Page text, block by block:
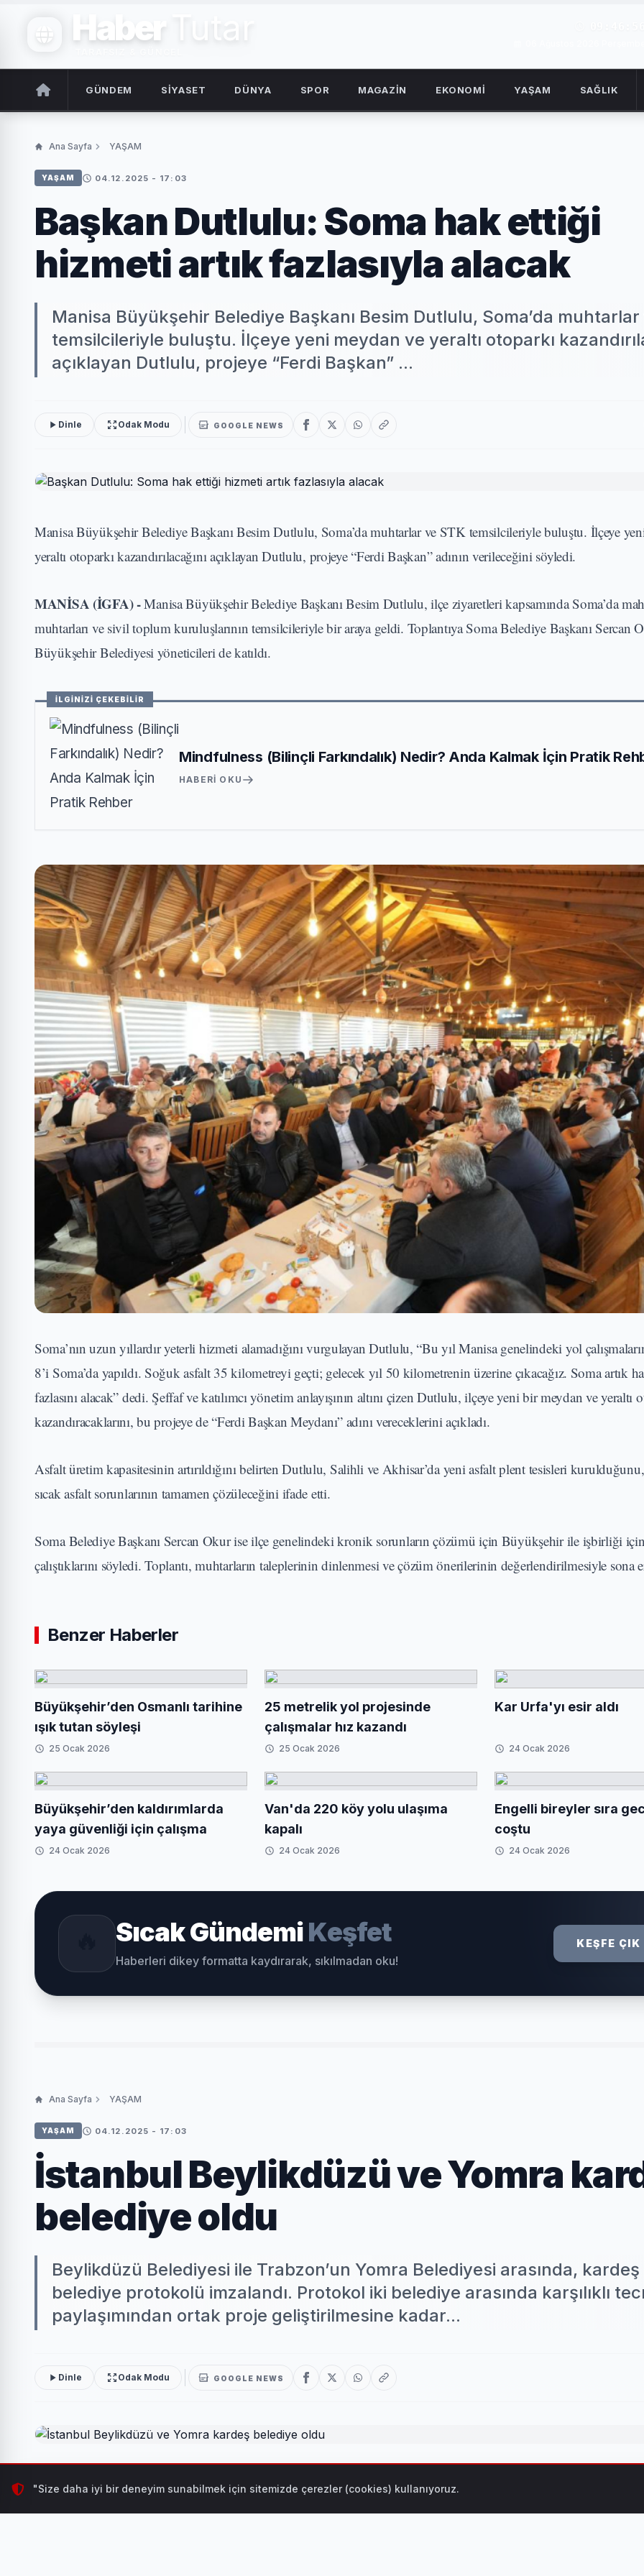
Haber Tutar
GÜNDEM SİYASET DÜNYA SPOR MAGAZİN EKONOMİ YAŞAM SAĞLIK
Ana Sayfa YAŞAM
YAŞAM 04.12.2025 - 17:03
Başkan Dutlulu: Soma hak ettiği
hizmeti artık fazlasıyla alacak
Manisa Büyükşehir Belediye Başkanı Besim Dutlulu, Soma’da muhtarlar
temsilcileriyle buluştu. İlçeye yeni meydan ve yeraltı otoparkı
açıklayan Dutlulu, projeye “Ferdi Başkan” ...
Dinle Odak Modu GOOGLE NEWS
Manisa Büyükşehir Belediye Başkanı Besim Dutlulu, Soma’da muhtarlar ve STK temsilcileriyle buluştu. İlçeye
yeraltı otoparkı kazandırılacağını açıklayan Dutlulu, projeye “Ferdi Başkan” adının verileceğini söyledi.
MANİSA (İGFA) -Manisa Büyükşehir Belediye Başkanı Besim Dutlulu, ilçe ziyaretleri kapsamında Soma’da
muhtarları ve sivil toplum kuruluşlarının temsilcileriyle bir araya geldi. Toplantıya Soma Belediye Başkanı Sercan
Büyükşehir Belediyesi yöneticileri de katıldı.
İLGİNİZİ ÇEKEBİLİR
Mindfulness (Bilinçli Farkındalık) Nedir? Anda Kalmak İçin Pratik
HABERI OKU
Soma’nın uzun yıllardır yeterli hizmeti alamadığını vurgulayan Dutlulu, “Bu yıl Manisa genelindeki yol
8’i Soma’da yapıldı. Soğuk asfalt 35 kilometreyi geçti; gelecek yıl 50 kilometrenin üzerine çıkacağız. Soma artık
fazlasını alacak” dedi. Şeffaf ve katılımcı yönetim anlayışının altını çizen Dutlulu, ilçeye yeni bir meydan ve yeraltı
kazandıracaklarını, bu projeye de “Ferdi Başkan Meydanı” adını vereceklerini açıkladı.
Asfalt üretim kapasitesinin artırıldığını belirten Dutlulu, Salihli ve Akhisar’da yeni asfalt plent tesisleri
sıcak asfalt sorunlarının tamamen çözüleceğini ifade etti.
Soma Belediye Başkanı Sercan Okur ise ilçe genelindeki kronik sorunların çözümü için Büyükşehir ile işbirliği
çalıştıklarını söyledi. Toplantı, muhtarların taleplerinin dinlenmesi ve çözüm önerilerinin değerlendirilmesiyle sona
Benzer Haberler
Büyükşehir’den Osmanlı tarihine
ışık tutan söyleşi
25 Ocak 2026
25 metrelik yol projesinde
çalışmalar hız kazandı
25 Ocak 2026
Kar Urfa'yı esir aldı
24 Ocak 2026
Büyükşehir’den kaldırımlarda
yaya güvenliği için çalışma
24 Ocak 2026
Van'da 220 köy yolu ulaşıma
kapalı
24 Ocak 2026
Engelli bireyler sıra
coştu
24 Ocak 2026
Sıcak GündemiKeşfet
Haberleri dikey formatta kaydırarak, sıkılmadan oku!
KEŞFE ÇIK
Ana Sayfa YAŞAM
YAŞAM 04.12.2025 - 17:03
İstanbul Beylikdüzü ve Yomra
belediye oldu
Beylikdüzü Belediyesi ile Trabzon’un Yomra Belediyesi arasında, kardeş
belediye protokolü imzalandı. Protokol iki belediye arasında karşılıklı
paylaşımından ortak proje geliştirilmesine kadar...
Dinle Odak Modu GOOGLE NEWS
Beylikdüzü Belediyesi ile Trabzon’un Yomra Belediyesi arasında, kardeş belediye protokolü imzalandı. Protokol iki
arasında karşılıklı tecrübe paylaşımından ortak proje geliştirilmesine kadar geniş bir iş birliği alanını kapsıyor.
"Size daha iyi bir deneyim sunabilmek için sitemizde çerezler (cookies) kullanıyoruz.